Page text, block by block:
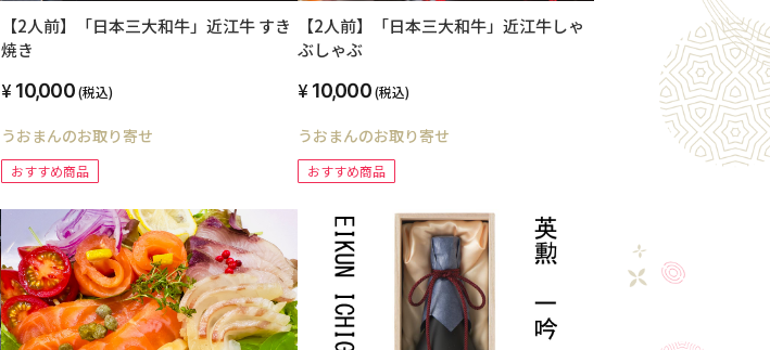
【2人前】「日本三大和牛」近江牛 すき
焼き
10,000(税込)
うおまんのお取り寄せ
おすすめ商品
【2人前】「日本三大和牛」近江牛しゃ
ぶしゃぶ
10,000(税込)
うおまんのお取り寄せ
おすすめ商品